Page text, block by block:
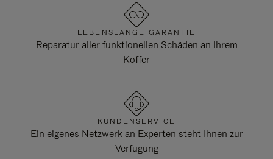
LEBENSLANGE GARANTIE
Reparatur aller funktionellen Schäden an Ihrem
Koffer
KUNDENSERVICE
Ein eigenes Netzwerk an Experten steht Ihnen zur
Verfügung